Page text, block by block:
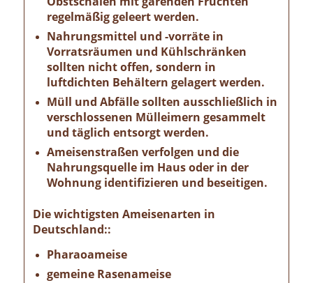
regelmäßig geleert werden.
Nahrungsmittel und -vorräte in
Vorratsräumen und Kühlschränken
sollten nicht offen, sondern in
luftdichten Behältern gelagert werden.
Müll und Abfälle sollten ausschließlich in
verschlossenen Mülleimern gesammelt
und täglich entsorgt werden.
Ameisenstraßen verfolgen und die
Nahrungsquelle im Haus oder in der
Wohnung identifizieren und beseitigen.
Die wichtigsten Ameisenarten in
Deutschland::
Pharaoameise
gemeine Rasenameise